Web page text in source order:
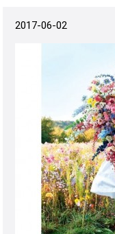
2017-06-02